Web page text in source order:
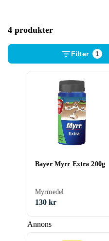
4 produkter
Filter 1
Annons
Bayer Myrr Extra 200g
Myrmedel
130 kr